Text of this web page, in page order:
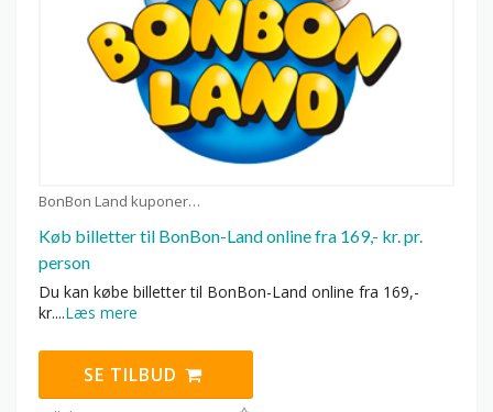
BonBon Land kuponer
Køb billetter til BonBon-Land online fra 169,- kr. pr.
person
Du kan købe billetter til BonBon-Land online fra 169,-
kr....Læs mere
SE TILBUD